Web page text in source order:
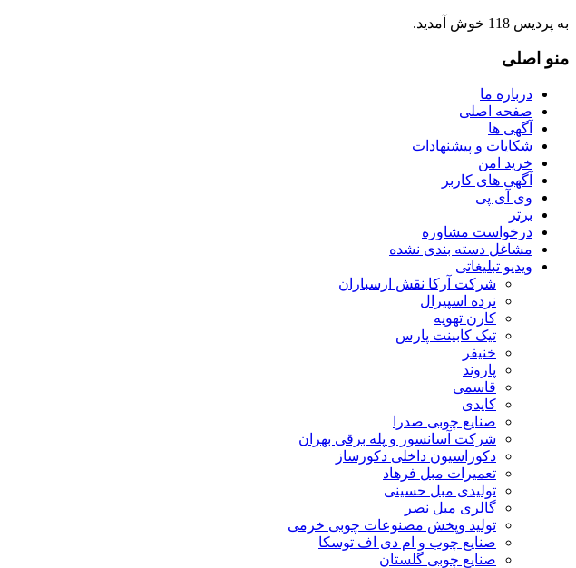
به پردیس 118 خوش آمدید.
منو اصلی
درباره ما
صفحه اصلی
آگهی ها
شکایات و پیشنهادات
خرید امن
آگهی های کاربر
وی آی پی
برتر
درخواست مشاوره
مشاغل دسته بندی نشده
ویدیو تبلیغاتی
شرکت آرکا نقش ارسباران
نرده اسپیرال
کارن تهویه
تیک کابینت پارس
خنیفر
پاروند
قاسمی
کایدی
صنایع چوبی صدرا
شرکت آسانسور و پله برقی بهران
دکوراسیون داخلی دکورساز
تعمیرات مبل فرهاد
تولیدی مبل حسینی
گالری مبل نصر
تولید وپخش مصنوعات چوبی خرمی
صنایع چوب و ام دی اف توسکا
صنایع چوبی گلستان